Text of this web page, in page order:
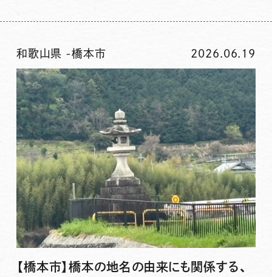
和歌山県 -橋本市 2026.06.19
【橋本市】橋本の地名の由来にも関係する、